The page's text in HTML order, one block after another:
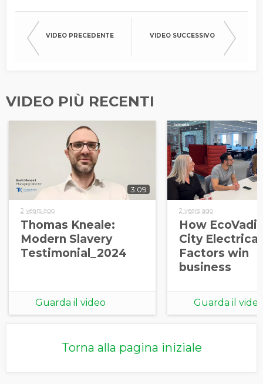
VIDEO PRECEDENTE VIDEO SUCCESSIVO
VIDEO PIÙ RECENTI
3:09
2 years ago
Thomas Kneale:
Modern Slavery
Testimonial_2024
Guarda il video
2 years ago
How
City Electrical
Factors win
business
Guarda il
Torna alla pagina iniziale